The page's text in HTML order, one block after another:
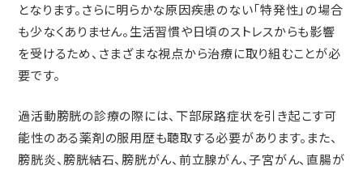
となります。さらに明らかな原因疾患のない「特発性」の場合
も少なくありません。生活習慣や日頃のストレスからも影響
を受けるため、さまざまな視点から治療に取り組むことが必
要です。
過活動膀胱の診療の際には、下部尿路症状を引き起こす可
能性のある薬剤の服用歴も聴取する必要があります。また、
膀胱炎、膀胱結石、膀胱がん、前立腺がん、子宮がん、直腸が